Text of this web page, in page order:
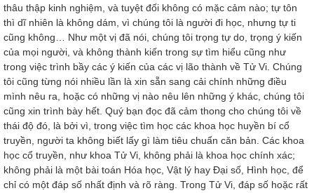
thâu thập kinh nghiệm, và tuyệt đối không có mặc cảm nào; tự tôn
thì dĩ nhiên là không dám, vì chúng tôi là người đi học, nhưng tự ti
cũng không… Như một vị đã nói, chúng tôi trọng tự do, trọng ý kiến
của mọi người, và không thành kiến trong sự tìm hiểu cũng như
trong việc trình bầy các ý kiến của các vị lão thành về Tử Vi. Chúng
tôi cũng từng nói nhiều lần là xin sẵn sang cải chính những điều
mình nêu ra, hoặc có những vị nào nêu lên những ý khác, chúng tôi
cũng xin trình bày hết. Quý bạn đọc đã cảm thong cho chúng tôi về
thái độ đó, là bởi vì, trong việc tìm học các khoa học huyền bí cổ
truyền, người ta không biết lấy gì làm tiêu chuẩn căn bản. Các khoa
học cổ truyền, như khoa Tử Vi, không phải là khoa học chính xác;
không phải là một bài toán Hóa học, Vật lý hay Đại số, Hình học, để
chỉ có một đáp số nhất định và rõ ràng. Trong Tử Vi, đáp số hoặc rất